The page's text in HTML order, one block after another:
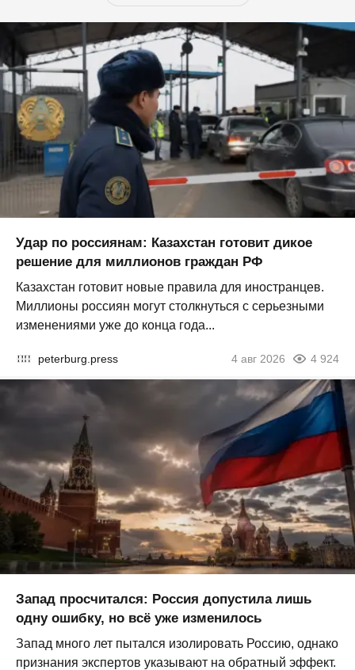
Удар по россиянам: Казахстан готовит дикое
решение для миллионов граждан РФ
Казахстан готовит новые правила для иностранцев.
Миллионы россиян могут столкнуться с серьезными
изменениями уже до конца года...
peterburg.press 4 авг 2026 4 924
Запад просчитался: Россия допустила лишь
одну ошибку, но всё уже изменилось
Запад много лет пытался изолировать Россию, однако
признания экспертов указывают на обратный эффект.